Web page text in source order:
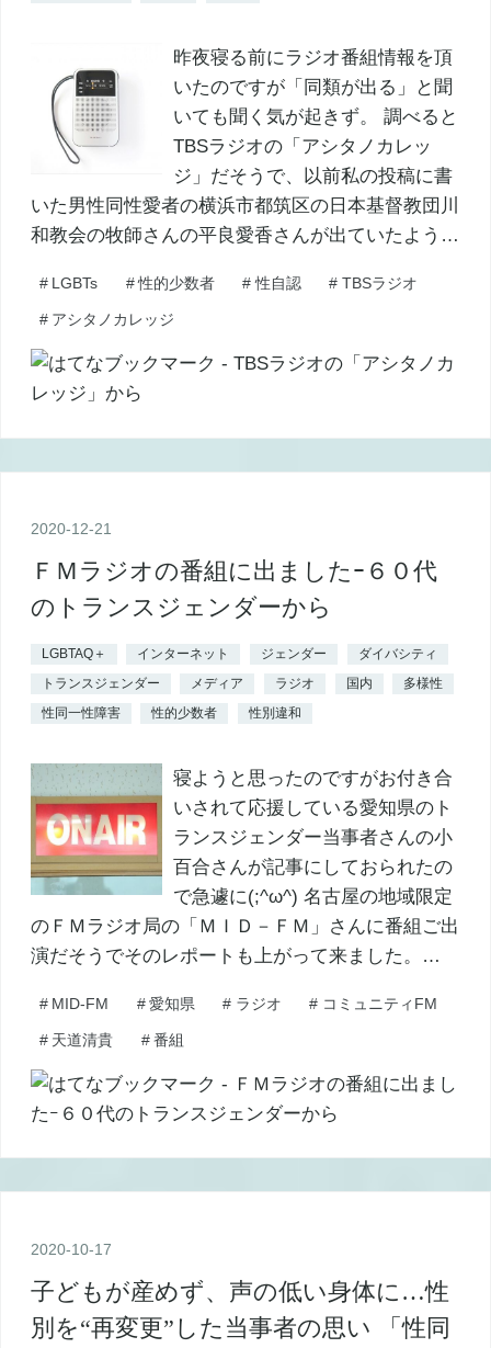
昨夜寝る前にラジオ番組情報を頂
いたのですが「同類が出る」と聞
いても聞く気が起きず。 調べると
TBSラジオの「アシタノカレッ
ジ」だそうで、以前私の投稿に書
いた男性同性愛者の横浜市都筑区の日本基督教団川
和教会の牧師さんの平良愛香さんが出ていたよう…
# LGBTs # 性的少数者 # 性自認 # TBSラジオ
# アシタノカレッジ
2020-12-21
ＦＭラジオの番組に出ましたｰ６０代
のトランスジェンダーから
LGBTAQ＋ インターネット ジェンダー
ダイバシティ
トランスジェンダー
メディア ラジオ 国内
多様性
性同一性障害
性的少数者 性別違和
寝ようと思ったのですがお付き合
いされて応援している愛知県のト
ランスジェンダー当事者さんの小
百合さんが記事にしておられたの
で急遽に(;^ω^) 名古屋の地域限定
のＦＭラジオ局の「ＭＩＤ－ＦＭ」さんに番組ご出
演だそうでそのレポートも上がって来ました。…
# MID-FM # 愛知県 # ラジオ # コミュニティFM
# 天道清貴 # 番組
2020-10-17
子どもが産めず、声の低い身体に…性
別を“再変更”した当事者の思い 「性同